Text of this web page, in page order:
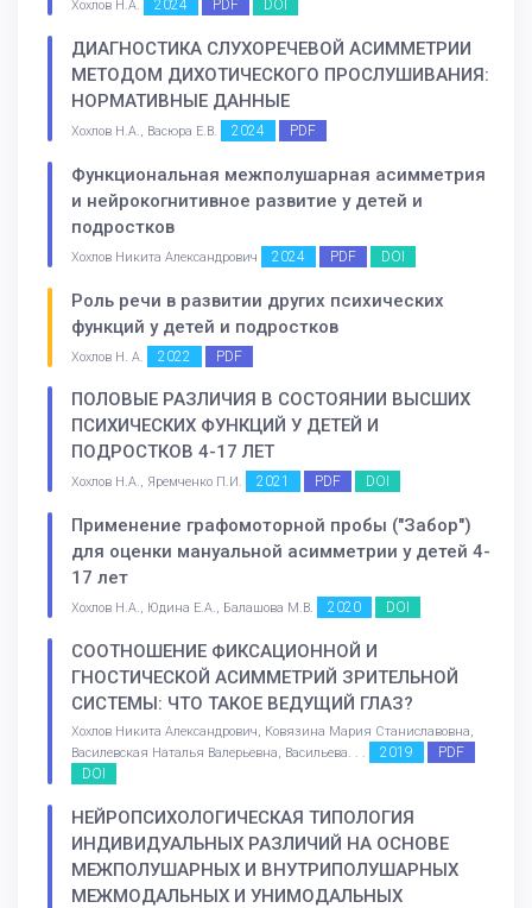
Хохлов Н.А. 2024 PDF DOI
ДИАГНОСТИКА СЛУХОРЕЧЕВОЙ АСИММЕТРИИ
МЕТОДОМ ДИХОТИЧЕСКОГО ПРОСЛУШИВАНИЯ:
НОРМАТИВНЫЕ ДАННЫЕ
Хохлов Н.А., Васюра Е.В. 2024 PDF
Функциональная межполушарная асимметрия
и нейрокогнитивное развитие у детей и
подростков
Хохлов Никита Александрович 2024 PDF DOI
Роль речи в развитии других психических
функций у детей и подростков
Хохлов Н. А. 2022 PDF
ПОЛОВЫЕ РАЗЛИЧИЯ В СОСТОЯНИИ ВЫСШИХ
ПСИХИЧЕСКИХ ФУНКЦИЙ У ДЕТЕЙ И
ПОДРОСТКОВ 4-17 ЛЕТ
Хохлов Н.А., Яремченко П.И. 2021 PDF DOI
Применение графомоторной пробы ("Забор")
для оценки мануальной асимметрии у детей 4-
17 лет
Хохлов Н.А., Юдина Е.А., Балашова М.В. 2020 DOI
СООТНОШЕНИЕ ФИКСАЦИОННОЙ И
ГНОСТИЧЕСКОЙ АСИММЕТРИЙ ЗРИТЕЛЬНОЙ
СИСТЕМЫ: ЧТО ТАКОЕ ВЕДУЩИЙ ГЛАЗ?
Хохлов Никита Александрович, Ковязина Мария Станиславовна,
Василевская Наталья Валерьевна, Васильева. . .
2019
PDF
DOI
НЕЙРОПСИХОЛОГИЧЕСКАЯ ТИПОЛОГИЯ
ИНДИВИДУАЛЬНЫХ РАЗЛИЧИЙ НА ОСНОВЕ
МЕЖПОЛУШАРНЫХ И ВНУТРИПОЛУШАРНЫХ
МЕЖМОДАЛЬНЫХ И УНИМОДАЛЬНЫХ